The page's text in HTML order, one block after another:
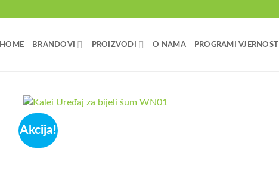
HOME BRANDOVI PROIZVODI O NAMA PROGRAMI VJERNOSTI
Akcija!